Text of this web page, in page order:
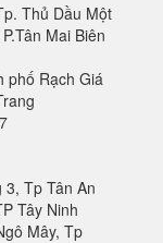
Thủ Dầu Một
Mai Biên
phố Rạch Giá
Tp Tân An
Tây Ninh
Mây, Tp